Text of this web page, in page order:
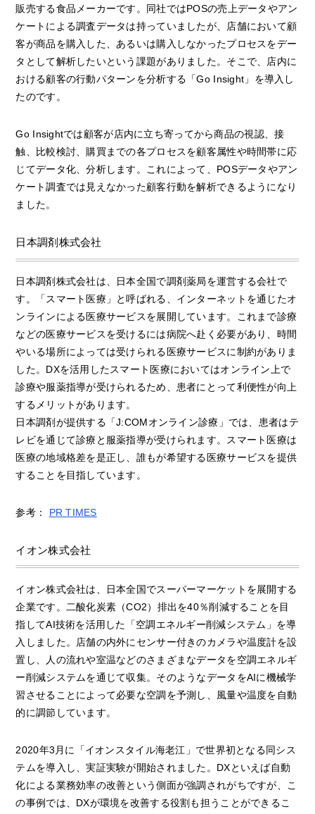
販売する食品メーカーです。同社ではPOSの売上データやアン
ケートによる調査データは持っていましたが、店舗において顧
客が商品を購入した、あるいは購入しなかったプロセスをデー
タとして解析したいという課題がありました。そこで、店内に
おける顧客の行動パターンを分析する「Go Insight」を導入し
たのです。
Go Insightでは顧客が店内に立ち寄ってから商品の視認、接
触、比較検討、購買までの各プロセスを顧客属性や時間帯に応
じてデータ化、分析します。これによって、POSデータやアン
ケート調査では見えなかった顧客行動を解析できるようになり
ました。
日本調剤株式会社
日本調剤株式会社は、日本全国で調剤薬局を運営する会社で
す。「スマート医療」と呼ばれる、インターネットを通じたオ
ンラインによる医療サービスを展開しています。これまで診療
などの医療サービスを受けるには病院へ赴く必要があり、時間
やいる場所によっては受けられる医療サービスに制約がありま
した。DXを活用したスマート医療においてはオンライン上で
診療や服薬指導が受けられるため、患者にとって利便性が向上
するメリットがあります。
日本調剤が提供する「J:COMオンライン診療」では、患者はテ
レビを通じて診療と服薬指導が受けられます。スマート医療は
医療の地域格差を是正し、誰もが希望する医療サービスを提供
することを目指しています。
参考： PR TIMES
イオン株式会社
イオン株式会社は、日本全国でスーパーマーケットを展開する
企業です。二酸化炭素（CO2）排出を40％削減することを目
指してAI技術を活用した「空調エネルギー削減システム」を導
入しました。店舗の内外にセンサー付きのカメラや温度計を設
置し、人の流れや室温などのさまざまなデータを空調エネルギ
ー削減システムを通じて収集。そのようなデータをAIに機械学
習させることによって必要な空調を予測し、風量や温度を自動
的に調節しています。
2020年3月に「イオンスタイル海老江」で世界初となる同シス
テムを導入し、実証実験が開始されました。DXといえば自動
化による業務効率の改善という側面が強調されがちですが、こ
の事例では、DXが環境を改善する役割も担うことができるこ